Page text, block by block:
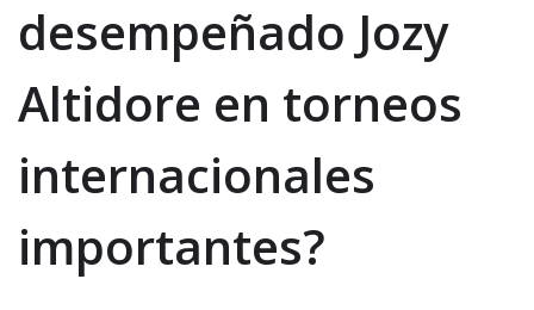
desempeñado Jozy
Altidore en torneos
internacionales
importantes?